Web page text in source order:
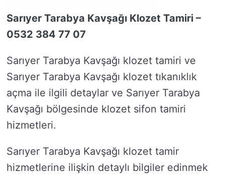
Sarıyer Tarabya Kavşağı Klozet Tamiri –
0532 384 77 07
Sarıyer Tarabya Kavşağı klozet tamiri ve
Sarıyer Tarabya Kavşağı klozet tıkanıklık
açma ile ilgili detaylar ve Sarıyer Tarabya
Kavşağı bölgesinde klozet sifon tamiri
hizmetleri.
Sarıyer Tarabya Kavşağı klozet tamir
hizmetlerine ilişkin detaylı bilgiler edinmek